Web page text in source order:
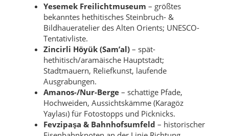
Yesemek Freilichtmuseum – größtes
bekanntes hethitisches Steinbruch- &
Bildhaueratelier des Alten Orients; UNESCO-
Tentativliste.
Zincirli Höyük (Sam’al) – spät-
hethitisch/aramäische Hauptstadt;
Stadtmauern, Reliefkunst, laufende
Ausgrabungen.
Amanos-/Nur-Berge – schattige Pfade,
Hochweiden, Aussichtskämme (Karagöz
Yaylası) für Fotostopps und Picknicks.
Fevzipaşa & Bahnhofsumfeld – historischer